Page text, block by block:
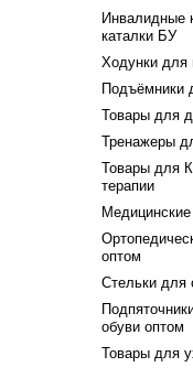
Инвалидные
каталки БУ
Ходунки для
Подъёмники
Товары для
Тренажеры
Товары для
терапии
оптом
Стельки для
обуви оптом
Товары для